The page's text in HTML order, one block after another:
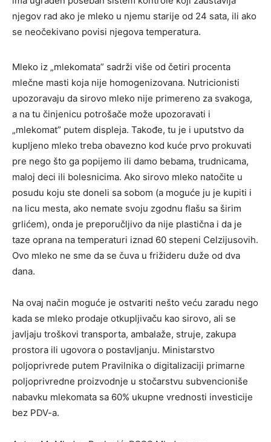
njegov rad ako je mleko u njemu starije od 24 sata, ili ako
se neočekivano povisi njegova temperatura.
Mleko iz „mlekomata” sadrži više od četiri procenta
mlečne masti koja nije homogenizovana. Nutricionisti
upozoravaju da sirovo mleko nije primereno za svakoga,
a na tu činjenicu potrošače može upozoravati i
„mlekomat” putem displeja. Takođe, tu je i uputstvo da
kupljeno mleko treba obavezno kod kuće prvo prokuvati
pre nego što ga popijemo ili damo bebama, trudnicama,
maloj deci ili bolesnicima. Ako sirovo mleko natočite u
posudu koju ste doneli sa sobom (a moguće ju je kupiti i
na licu mesta, ako nemate svoju zgodnu flašu sa širim
grlićem), onda je preporučljivo da nije plastična i da je
taze oprana na temperaturi iznad 60 stepeni Celzijusovih.
Ovo mleko ne sme da se čuva u frižideru duže od dva
dana.
Na ovaj način moguće je ostvariti nešto veću zaradu nego
kada se mleko prodaje otkupljivaču kao sirovo, ali se
javljaju troškovi transporta, ambalaže, struje, zakupa
prostora ili ugovora o postavljanju. Ministarstvo
poljoprivrede putem Pravilnika o digitalizaciji primarne
poljoprivredne proizvodnje u stočarstvu subvencioniše
nabavku mlekomata sa 60% ukupne vrednosti investicije
bez PDV-a.